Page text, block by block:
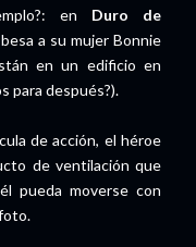
en Duro de
a su mujer Bonnie
en un edificio en
para después?).
de acción, el héroe
de ventilación que
pueda moverse con